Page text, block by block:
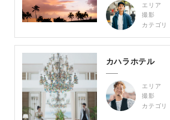
エリア
撮影
カテゴリ
カハラホテル
エリア
撮影
カテゴリ